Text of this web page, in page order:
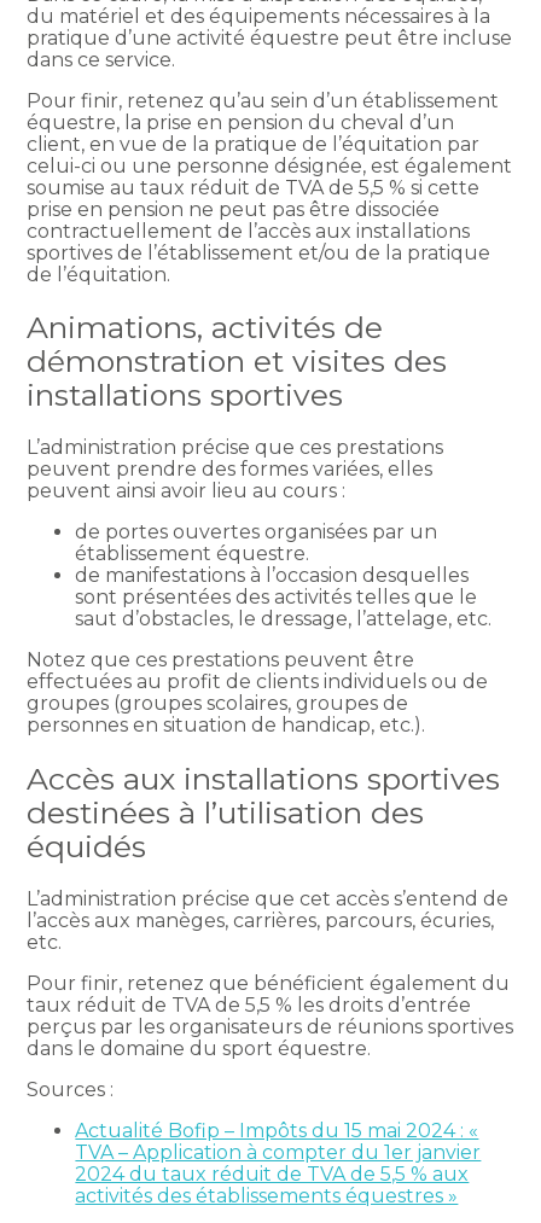
du matériel et des équipements nécessaires à la
pratique d’une activité équestre peut être incluse
dans ce service.
Pour finir, retenez qu’au sein d’un établissement
équestre, la prise en pension du cheval d’un
client, en vue de la pratique de l’équitation par
celui-ci ou une personne désignée, est également
soumise au taux réduit de TVA de 5,5 % si cette
prise en pension ne peut pas être dissociée
contractuellement de l’accès aux installations
sportives de l’établissement et/ou de la pratique
de l’équitation.
Animations, activités de
démonstration et visites des
installations sportives
L’administration précise que ces prestations
peuvent prendre des formes variées, elles
peuvent ainsi avoir lieu au cours :
de portes ouvertes organisées par un
établissement équestre.
de manifestations à l’occasion desquelles
sont présentées des activités telles que le
saut d’obstacles, le dressage, l’attelage, etc.
Notez que ces prestations peuvent être
effectuées au profit de clients individuels ou de
groupes (groupes scolaires, groupes de
personnes en situation de handicap, etc.).
Accès aux installations sportives
destinées à l’utilisation des
équidés
L’administration précise que cet accès s’entend de
l’accès aux manèges, carrières, parcours, écuries,
etc.
Pour finir, retenez que bénéficient également du
taux réduit de TVA de 5,5 % les droits d’entrée
perçus par les organisateurs de réunions sportives
dans le domaine du sport équestre.
Sources :
Actualité Bofip – Impôts du 15 mai 2024 : «
TVA – Application à compter du 1er janvier
2024 du taux réduit de TVA de 5,5 % aux
activités des établissements équestres »